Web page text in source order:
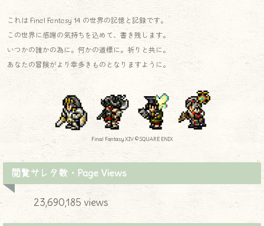
これは Final Fantasy 14 の世界の記憶と記録です。
この世界に感謝の気持ちを込めて、書き残します。
いつかの誰かの為に。何かの道標に。祈りと共に。
あなたの冒険がより幸多きものとなりますように。
Final Fantasy XIV © SQUARE ENIX
閲覧サレタ数・Page Views
23,690,185 views